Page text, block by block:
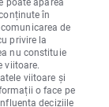
în
de
privire la
nu constituie
viitoare.
viitoare și
o face pe
deciziile